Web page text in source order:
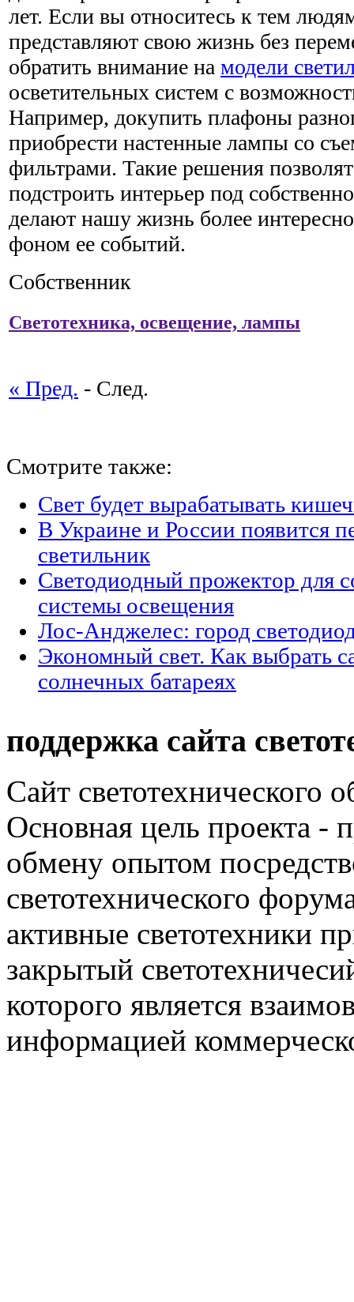
лет. Если вы относитесь к тем
представляют свою жизнь без
обратить внимание на модели
осветительных систем с
Например, докупить плафоны
приобрести настенные лампы со
фильтрами. Такие решения позволят
подстроить интерьер под
делают нашу жизнь более
фоном ее событий.
Собственник
Светотехника, освещение, лампы
« Пред. - След.
Смотрите также:
Свет будет вырабатывать
В Украине и России появится
светильник
Светодиодный прожектор для
системы освещения
Лос-Анджелес: город
Экономный свет. Как выбрать
солнечных батареях
поддержка сайта
Сайт светотехнического
Основная цель проекта -
обмену опытом
светотехнического
активные светотехники
закрытый
которого является
информацией